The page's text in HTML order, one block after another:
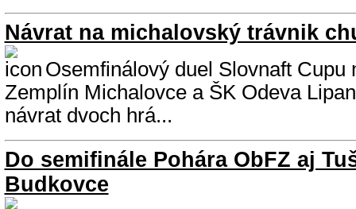
Návrat na michalovský trávnik
Osemfinálový duel Slovnaft Cupu
Zemplín Michalovce a ŠK Odeva
návrat dvoch hrá...
Do semifinále Pohára ObFZ aj
Budkovce